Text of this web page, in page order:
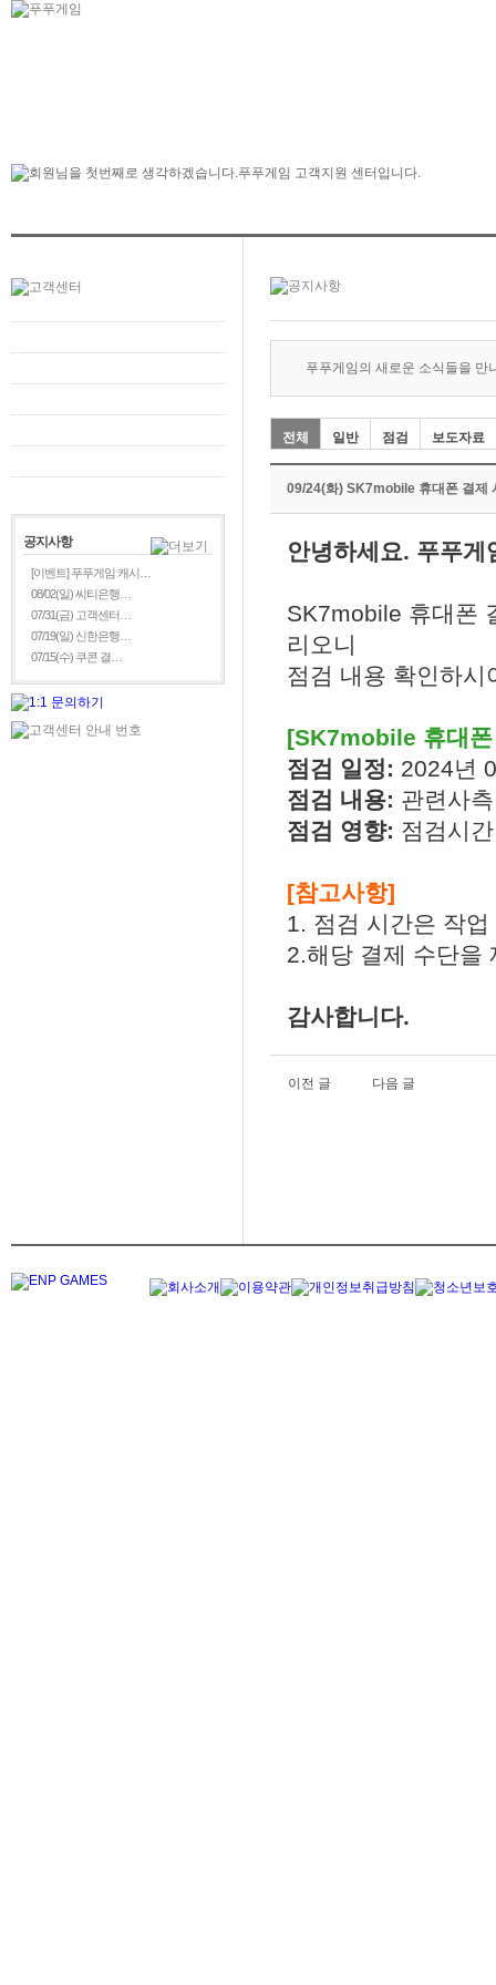
공지사항
[이벤트] 푸푸게임 캐시…
08/02(일) 씨티은행…
07/31(금) 고객센터…
07/19(일) 신한은행…
07/15(수) 쿠콘 결…
푸푸게임의 새로운 소식들을 만
전체 일반 점검 보도자료
09/24(화) SK7mobile 휴대폰 결제
안녕하세요. 푸푸게
SK7mobile 휴대폰
리오니
점검 내용 확인하
[SK7mobile 휴대
점검 일정: 2024년
점검 내용: 관련사
점검 영향: 점검시
[참고사항]
1. 점검 시간은 작
2.해당 결제 수단을
감사합니다.
이전 글 다음 글